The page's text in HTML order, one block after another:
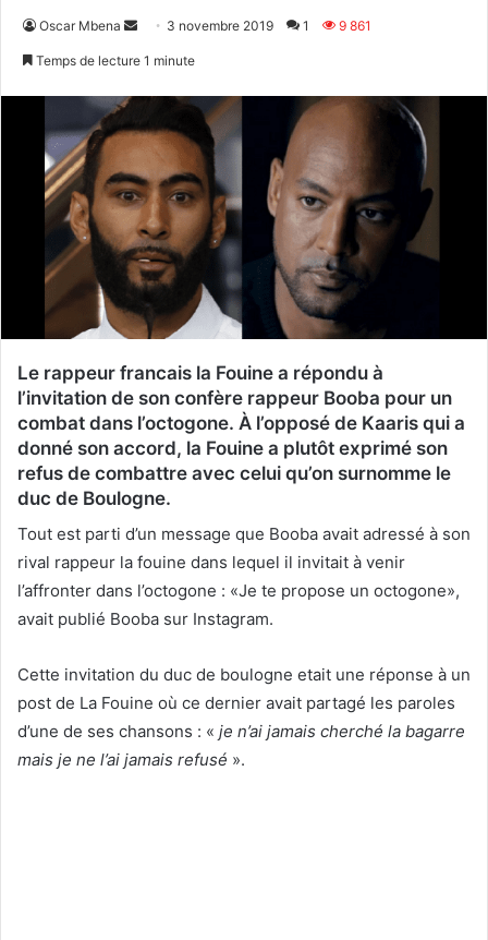
Oscar Mbena
Envoyer3 novembre 2019 1 9 861
Temps de lecture 1 minute
Le rappeur francais la Fouine a répondu à
l’invitation de son confère rappeur Booba pour un
combat dans l’octogone. À l’opposé de Kaaris qui a
donné son accord, la Fouine a plutôt exprimé son
refus de combattre avec celui qu’on surnomme le
duc de Boulogne.
Tout est parti d’un message que Booba avait adressé à son
rival rappeur la fouine dans lequel il invitait à venir
l’affronter dans l’octogone : «Je te propose un octogone»,
avait publié Booba sur Instagram.
Cette invitation du duc de boulogne etait une réponse à un
post de La Fouine où ce dernier avait partagé les paroles
d’une de ses chansons : « je n’ai jamais cherché la bagarre
mais je ne l’ai jamais refusé ».